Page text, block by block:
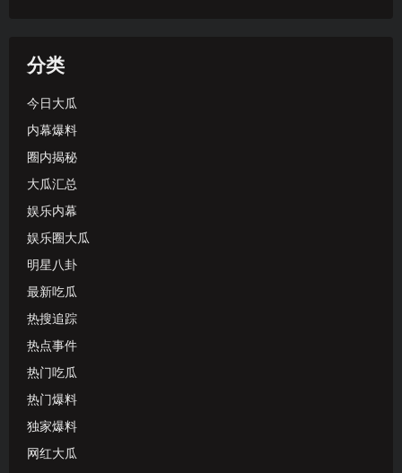
分类
今日大瓜
内幕爆料
圈内揭秘
大瓜汇总
娱乐内幕
娱乐圈大瓜
明星八卦
最新吃瓜
热搜追踪
热点事件
热门吃瓜
热门爆料
独家爆料
网红大瓜